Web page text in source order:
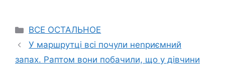
Categories
ВСЕ ОСТАЛЬНОЕ
У маршрутці всі почули неnриємний
запах. Раптом вони побачили, що у дівчини